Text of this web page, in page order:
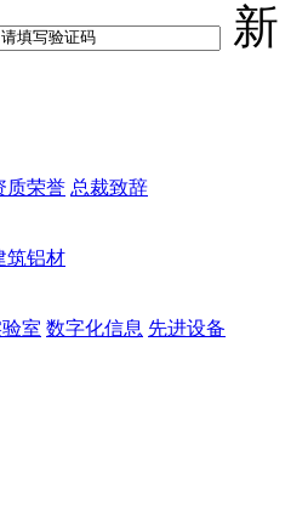
质荣誉 总裁致辞
筑铝材
室 数字化信息 先进设备